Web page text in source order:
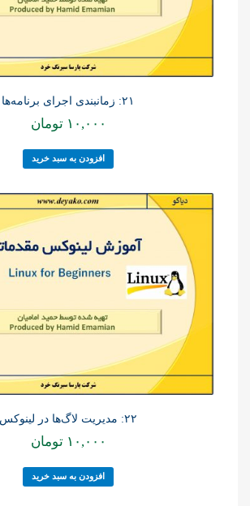
۲۱: زمانبندی اجرای برنامه‌ها
۱۰,۰۰۰ تومان
افزودن به سبد خرید
۲۲: مدیریت لاگ‌ها در لینوکس
۱۰,۰۰۰ تومان
افزودن به سبد خرید